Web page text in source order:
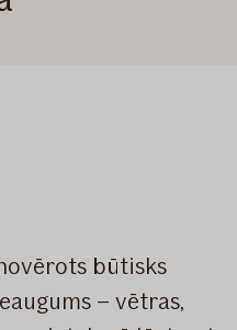
būtisks
– vētras,